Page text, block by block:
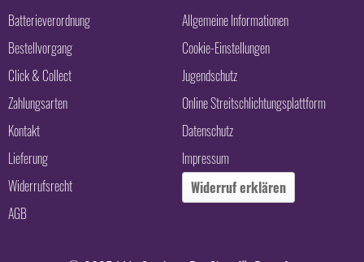
Batterieverordnung
Bestellvorgang
Click & Collect
Zahlungsarten
Kontakt
Lieferung
Widerrufsrecht
AGB
Allgemeine Informationen
Cookie-Einstellungen
Jugendschutz
Online Streitschlichtungsplattform
Datenschutz
Impressum
Widerruf erklären